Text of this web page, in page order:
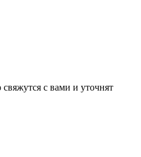
с вами и уточнят